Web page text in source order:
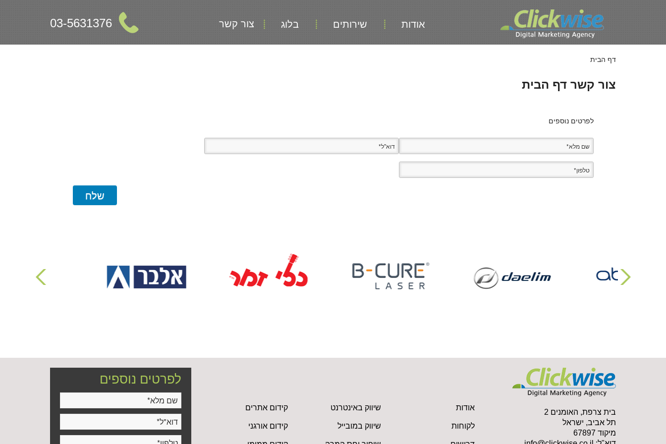
דילוג לתוכן העיקרי
03-5631376 אודות שירותים בלוג צור קשר
דף הבית
צור קשר דף הבית
לפרטים נוספים
שם מלא דוא"ל*
טלפון*
שלח
לפרטים נוספים
שם מלא*
דוא"ל*
טלפון*
בית צרפת, האומנים 2
תל אביב, ישראל
מיקוד 67897
אודות
לקוחות
שיווק באינטרנט
שיווק במובייל
קידום אתרים
קידום אורגני